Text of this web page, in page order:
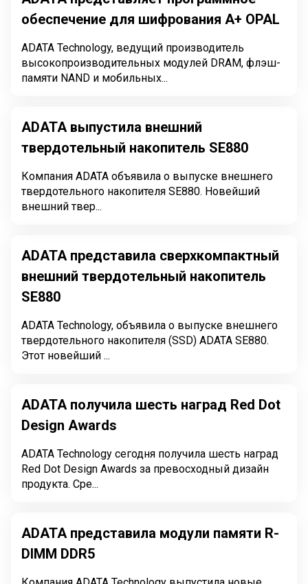
обеспечение для шифрования A+ OPAL
ADATA Technology, ведущий производитель
высокопроизводительных модулей DRAM, флэш-
памяти NAND и мобильных...
ADATA выпустила внешний
твердотельный накопитель SE880
Компания ADATA объявила о выпуске внешнего
твердотельного накопителя SE880. Новейший
внешний твер...
ADATA представила сверхкомпактный
внешний твердотельный накопитель
SE880
ADATA Technology, объявила о выпуске внешнего
твердотельного накопителя (SSD) ADATA SE880.
Этот новейший ...
ADATA получила шесть наград Red Dot
Design Awards
ADATA Technology сегодня получила шесть наград
Red Dot Design Awards за превосходный дизайн
продукта. Сре...
ADATA представила модули памяти R-
DIMM DDR5